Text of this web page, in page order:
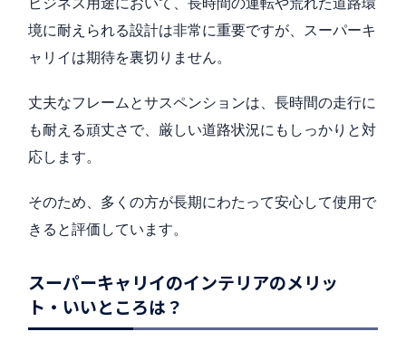
境に耐えられる設計は非常に重要ですが、スーパーキ
ャリイは期待を裏切りません。
丈夫なフレームとサスペンションは、長時間の走行に
も耐える頑丈さで、厳しい道路状況にもしっかりと対
応します。
そのため、多くの方が長期にわたって安心して使用で
きると評価しています。
スーパーキャリイのインテリアのメリッ
ト・いいところは？